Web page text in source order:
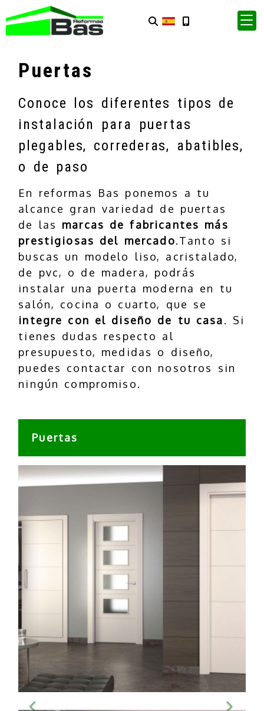
Puertas
Conoce los diferentes tipos de
instalación para puertas
plegables, correderas, abatibles,
o de paso
En reformas Bas ponemos a tu
alcance gran variedad de puertas
de las marcas de fabricantes más
prestigiosas del mercado.Tanto si
buscas un modelo liso, acristalado,
de pvc, o de madera, podrás
instalar una puerta moderna en tu
salón, cocina o cuarto, que se
integre con el diseño de tu casa. Si
tienes dudas respecto al
presupuesto, medidas o diseño,
puedes contactar con nosotros sin
ningún compromiso.
Puertas
Inteior de vivienda con
puertas modernas de color
blanco
Previous Next